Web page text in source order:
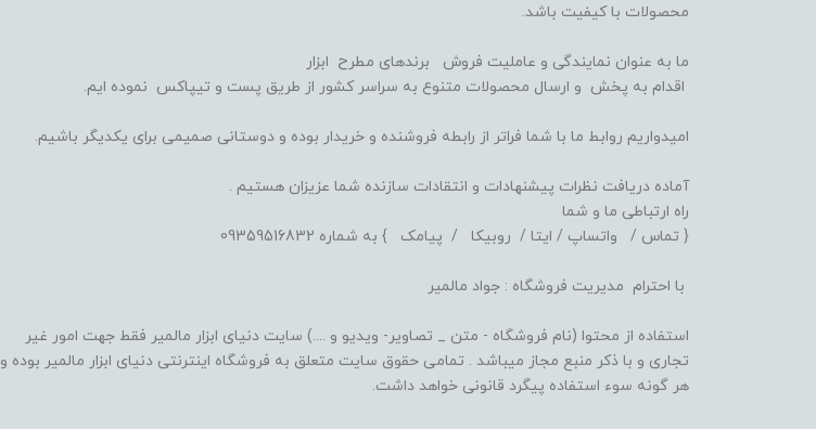
محصولات با کیفیت باشد.
ما به عنوان نمایندگی و عاملیت فروش برندهای مطرح ابزار
اقدام به پخش و ارسال محصولات متنوع به سراسر کشور از طریق پست و تیپاکس نموده ایم.
امیدواریم روابط ما با شما فراتر از رابطه فروشنده و خریدار بوده و دوستانی صمیمی برای یکدیگر باشیم.
آماده دریافت نظرات پیشنهادات و انتقادات سازنده شما عزیزان هستیم .
راه ارتباطی ما و شما
{ تماس / واتساپ / ایتا / روبیکا / پیامک } به شماره 09359516832
با احترام مدیریت فروشگاه : جواد مالمیر
استفاده از محتوا (نام فروشگاه - متن _ تصاویر- ویدیو و ....) سایت دنیای ابزار مالمیر فقط جهت امور غیر
تجاری و با ذکر منبع مجاز میباشد . تمامی حقوق سایت متعلق به فروشگاه اینترنتی دنیای ابزار مالمیر بوده و
هر گونه سوء استفاده پیگرد قانونی خواهد داشت.